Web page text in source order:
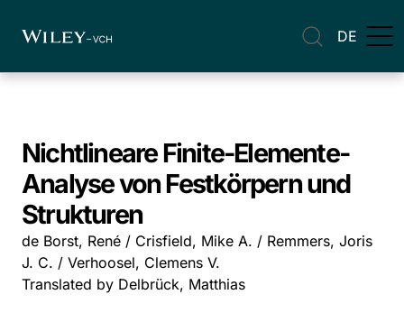
DE
Nichtlineare Finite-Elemente-
Analyse von Festkörpern und
Strukturen
de Borst, René / Crisfield, Mike A. / Remmers, Joris
J. C. / Verhoosel, Clemens V.
Translated by Delbrück, Matthias